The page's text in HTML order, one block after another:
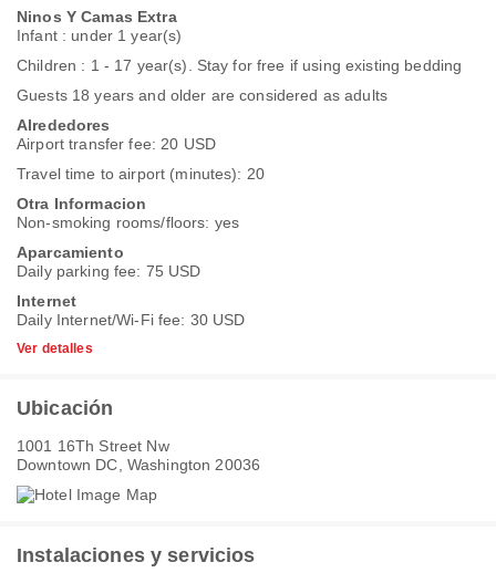
Ninos Y Camas Extra
Infant : under 1 year(s)
Children : 1 - 17 year(s). Stay for free if using existing bedding
Guests 18 years and older are considered as adults
Alrededores
Airport transfer fee: 20 USD
Travel time to airport (minutes): 20
Otra Informacion
Non-smoking rooms/floors: yes
Aparcamiento
Daily parking fee: 75 USD
Internet
Daily Internet/Wi-Fi fee: 30 USD
Ver detalles
Ubicación
1001 16Th Street Nw
Downtown DC, Washington 20036
Instalaciones y servicios